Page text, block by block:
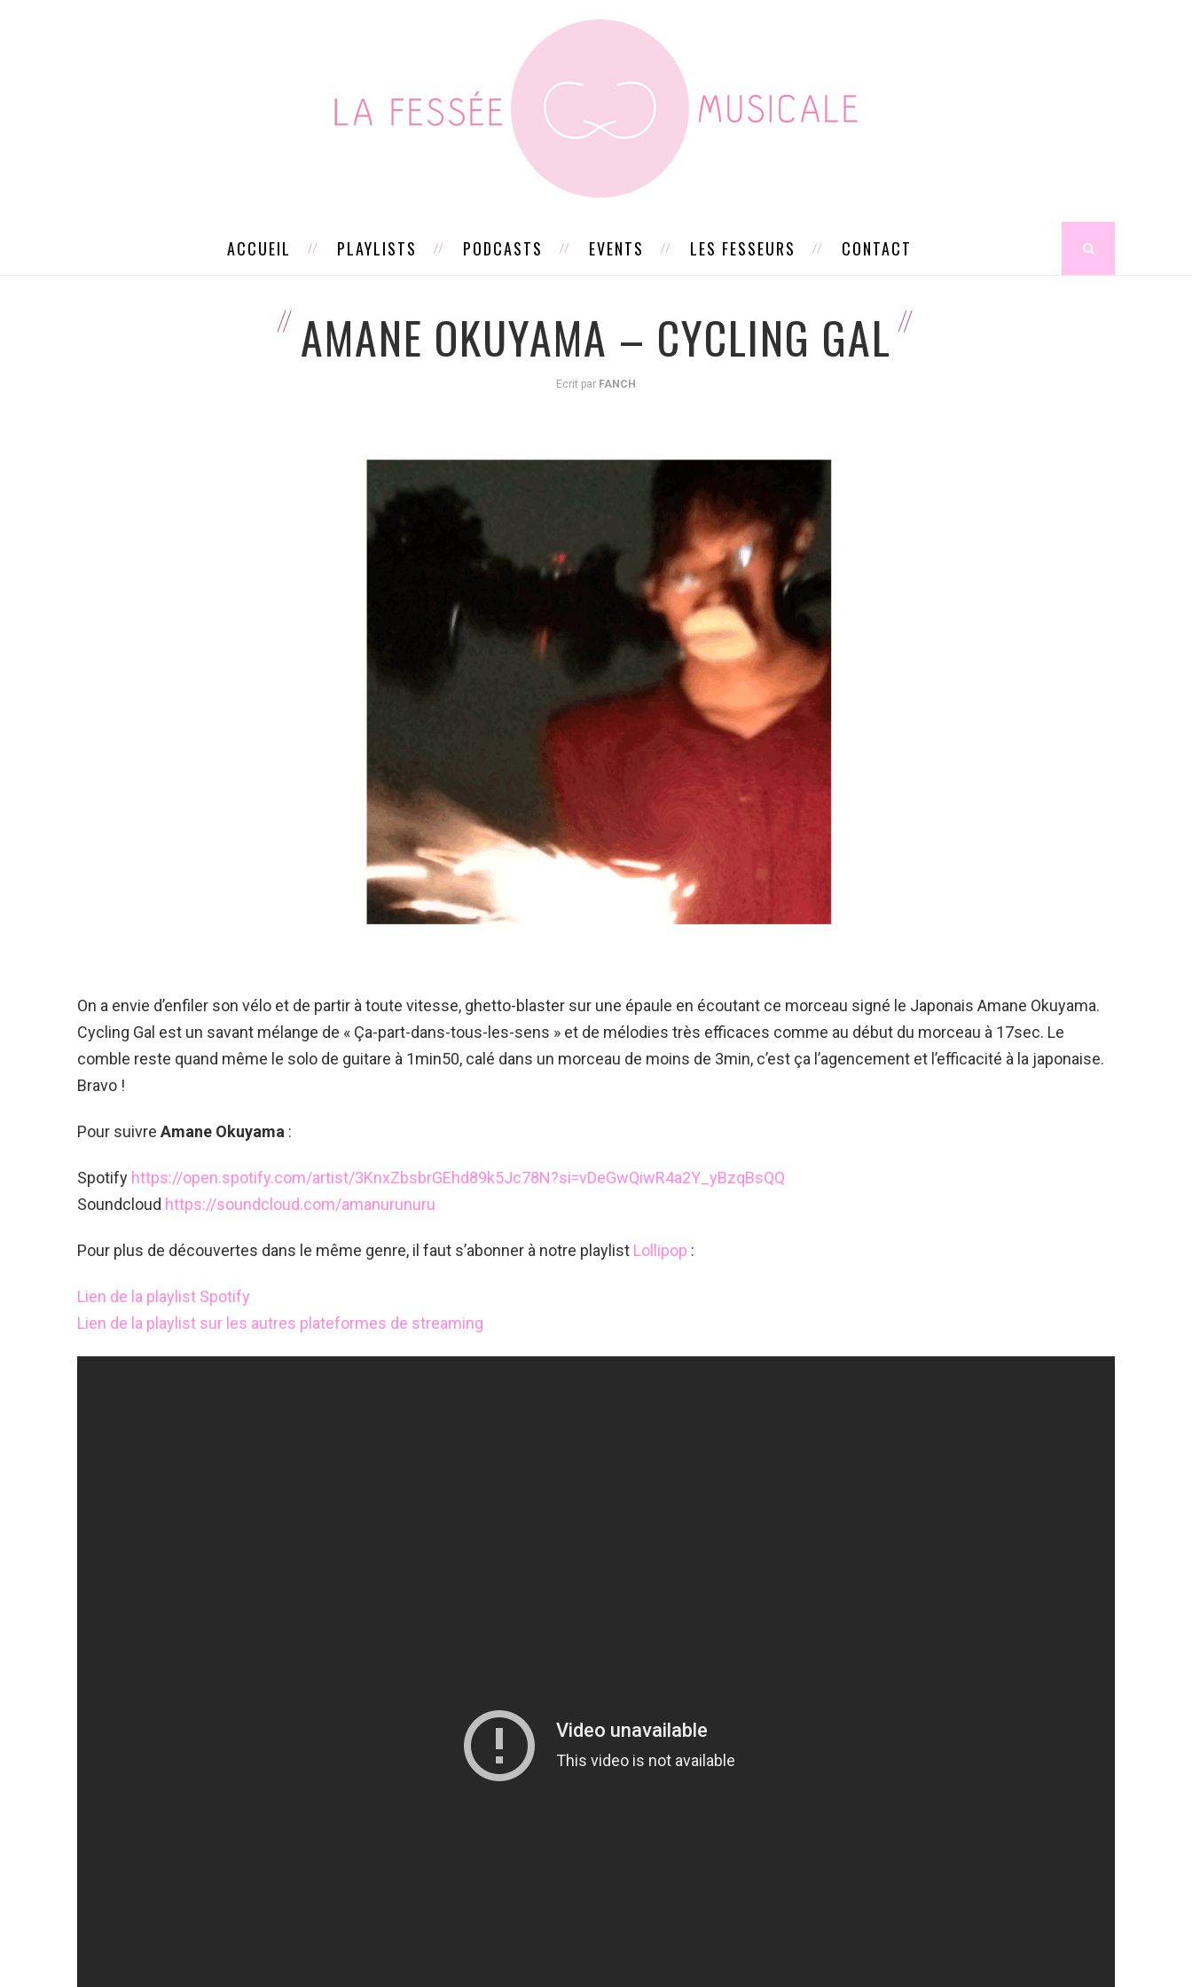
ACCUEIL PLAYLISTS PODCASTS EVENTS LES FESSEURS CONTACT
AMANE OKUYAMA – CYCLING GAL
Ecrit par FANCH
On a envie d’enfiler son vélo et de partir à toute vitesse, ghetto-blaster sur une épaule en écoutant ce morceau signé le Japonais Amane Okuyama.
Cycling Gal est un savant mélange de « Ça-part-dans-tous-les-sens » et de mélodies très efficaces comme au début du morceau à 17sec. Le
comble reste quand même le solo de guitare à 1min50, calé dans un morceau de moins de 3min, c’est ça l’agencement et l’efficacité à la japonaise.
Bravo !
Pour suivre Amane Okuyama :
Spotify https://open.spotify.com/artist/3KnxZbsbrGEhd89k5Jc78N?si=vDeGwQiwR4a2Y_yBzqBsQQ
Soundcloud https://soundcloud.com/amanurunuru
Pour plus de découvertes dans le même genre, il faut s’abonner à notre playlist Lollipop :
Lien de la playlist Spotify
Lien de la playlist sur les autres plateformes de streaming